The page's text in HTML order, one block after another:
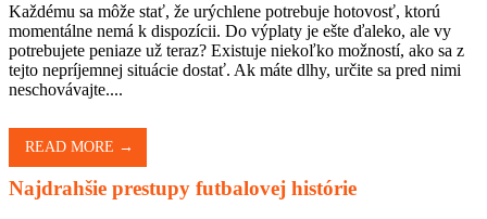
Každému sa môže stať, že urýchlene potrebuje hotovosť, ktorú
momentálne nemá k dispozícii. Do výplaty je ešte ďaleko, ale vy
potrebujete peniaze už teraz? Existuje niekoľko možností, ako sa z
tejto nepríjemnej situácie dostať. Ak máte dlhy, určite sa pred nimi
neschovávajte....
READ MORE →
Najdrahšie prestupy futbalovej histórie